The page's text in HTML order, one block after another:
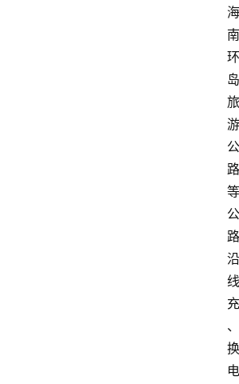
海
南
环
岛
旅
游
公
路
等
公
路
沿
线
充
、
换
电